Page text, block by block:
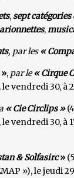
,sept catégories
,
, par les «
, par le « Cirque
le vendredi 30,
« Cie Circlips »
le vendredi 30, à
& Solfasirc»
»), le jeudi